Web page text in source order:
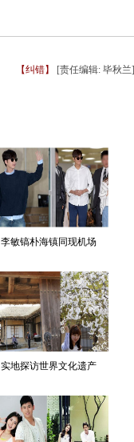
【纠错】 [责任编辑: 毕秋兰]
李敏镐朴海镇同现机场
实地探访世界文化遗产